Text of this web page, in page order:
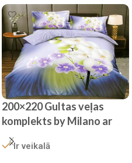
200×220 Gultas veļas
komplekts by Milano ar
palagu/ 100% kokvilna
satīns
Ir veikalā